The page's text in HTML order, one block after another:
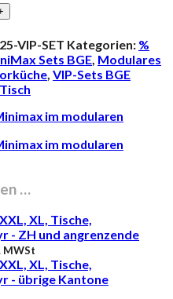
VIP-SET Kategorien: %
Sets BGE, Modulares
, VIP-Sets BGE
…
XL, Tische,
- ZH und angrenzende
MWSt
XL, Tische,
- übrige Kantone